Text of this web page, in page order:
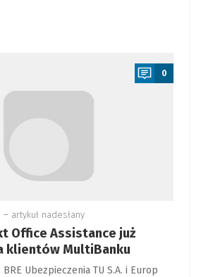
0
– artykuł nadesłany
Office Assistance już
klientów MultiBanku
Ubezpieczenia TU S.A. i Europ